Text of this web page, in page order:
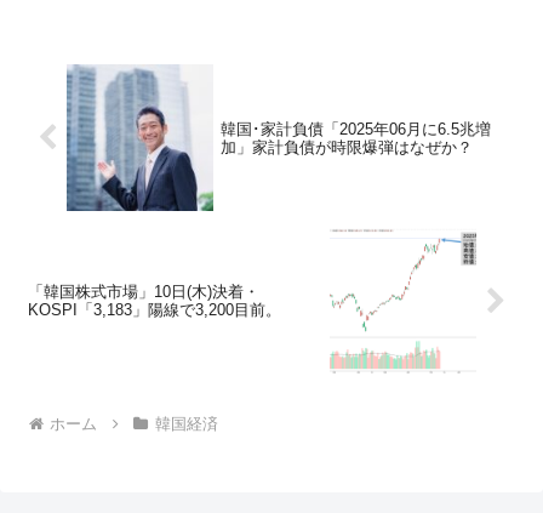
韓国･家計負債「2025年06月に6.5兆増
加」家計負債が時限爆弾はなぜか？
「韓国株式市場」10日(木)決着・
KOSPI「3,183」陽線で3,200目前。
ホーム 韓国経済